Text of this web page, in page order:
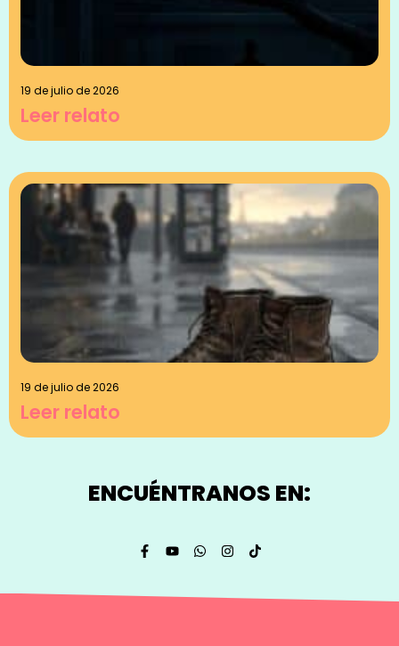
19 de julio de 2026
Leer relato
19 de julio de 2026
Leer relato
ENCUÉNTRANOS EN: